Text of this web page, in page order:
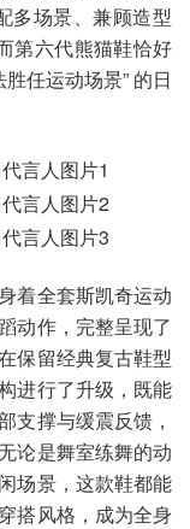
多场景、兼顾造型
第六代熊猫鞋恰好
任运动场景” 的日
着全套斯凯奇运动
动作，完整呈现了
保留经典复古鞋型
进行了升级，既能
支撑与缓震反馈，
论是舞室练舞的动
场景，这款鞋都能
搭风格，成为全身